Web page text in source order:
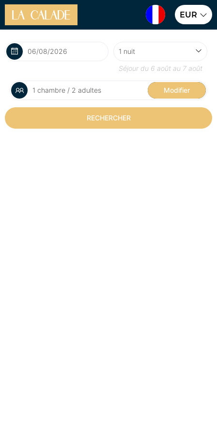
EUR
Séjour du 6 août au 7 août
1 chambre / 2 adultes Modifier